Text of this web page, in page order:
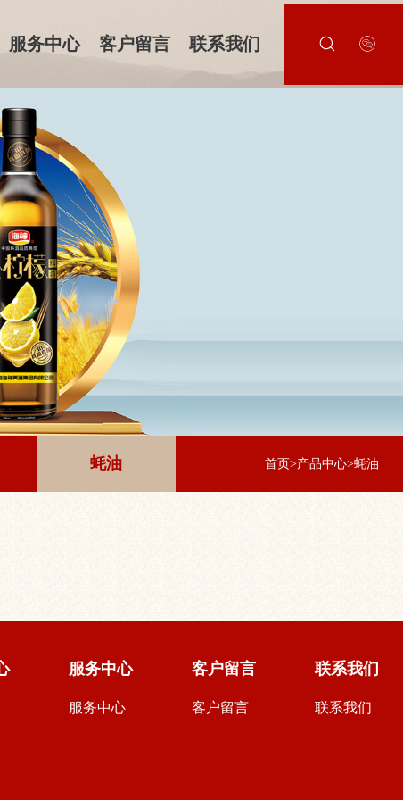
服务中心 客户留言 联系我们
蚝油 首页>产品中心>蚝油
服务中心
服务中心
客户留言
客户留言
联系我们
联系我们